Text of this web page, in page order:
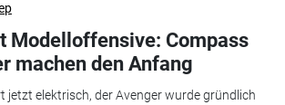
Modelloffensive: Compass
machen den Anfang
jetzt elektrisch, der Avenger wurde gründlich